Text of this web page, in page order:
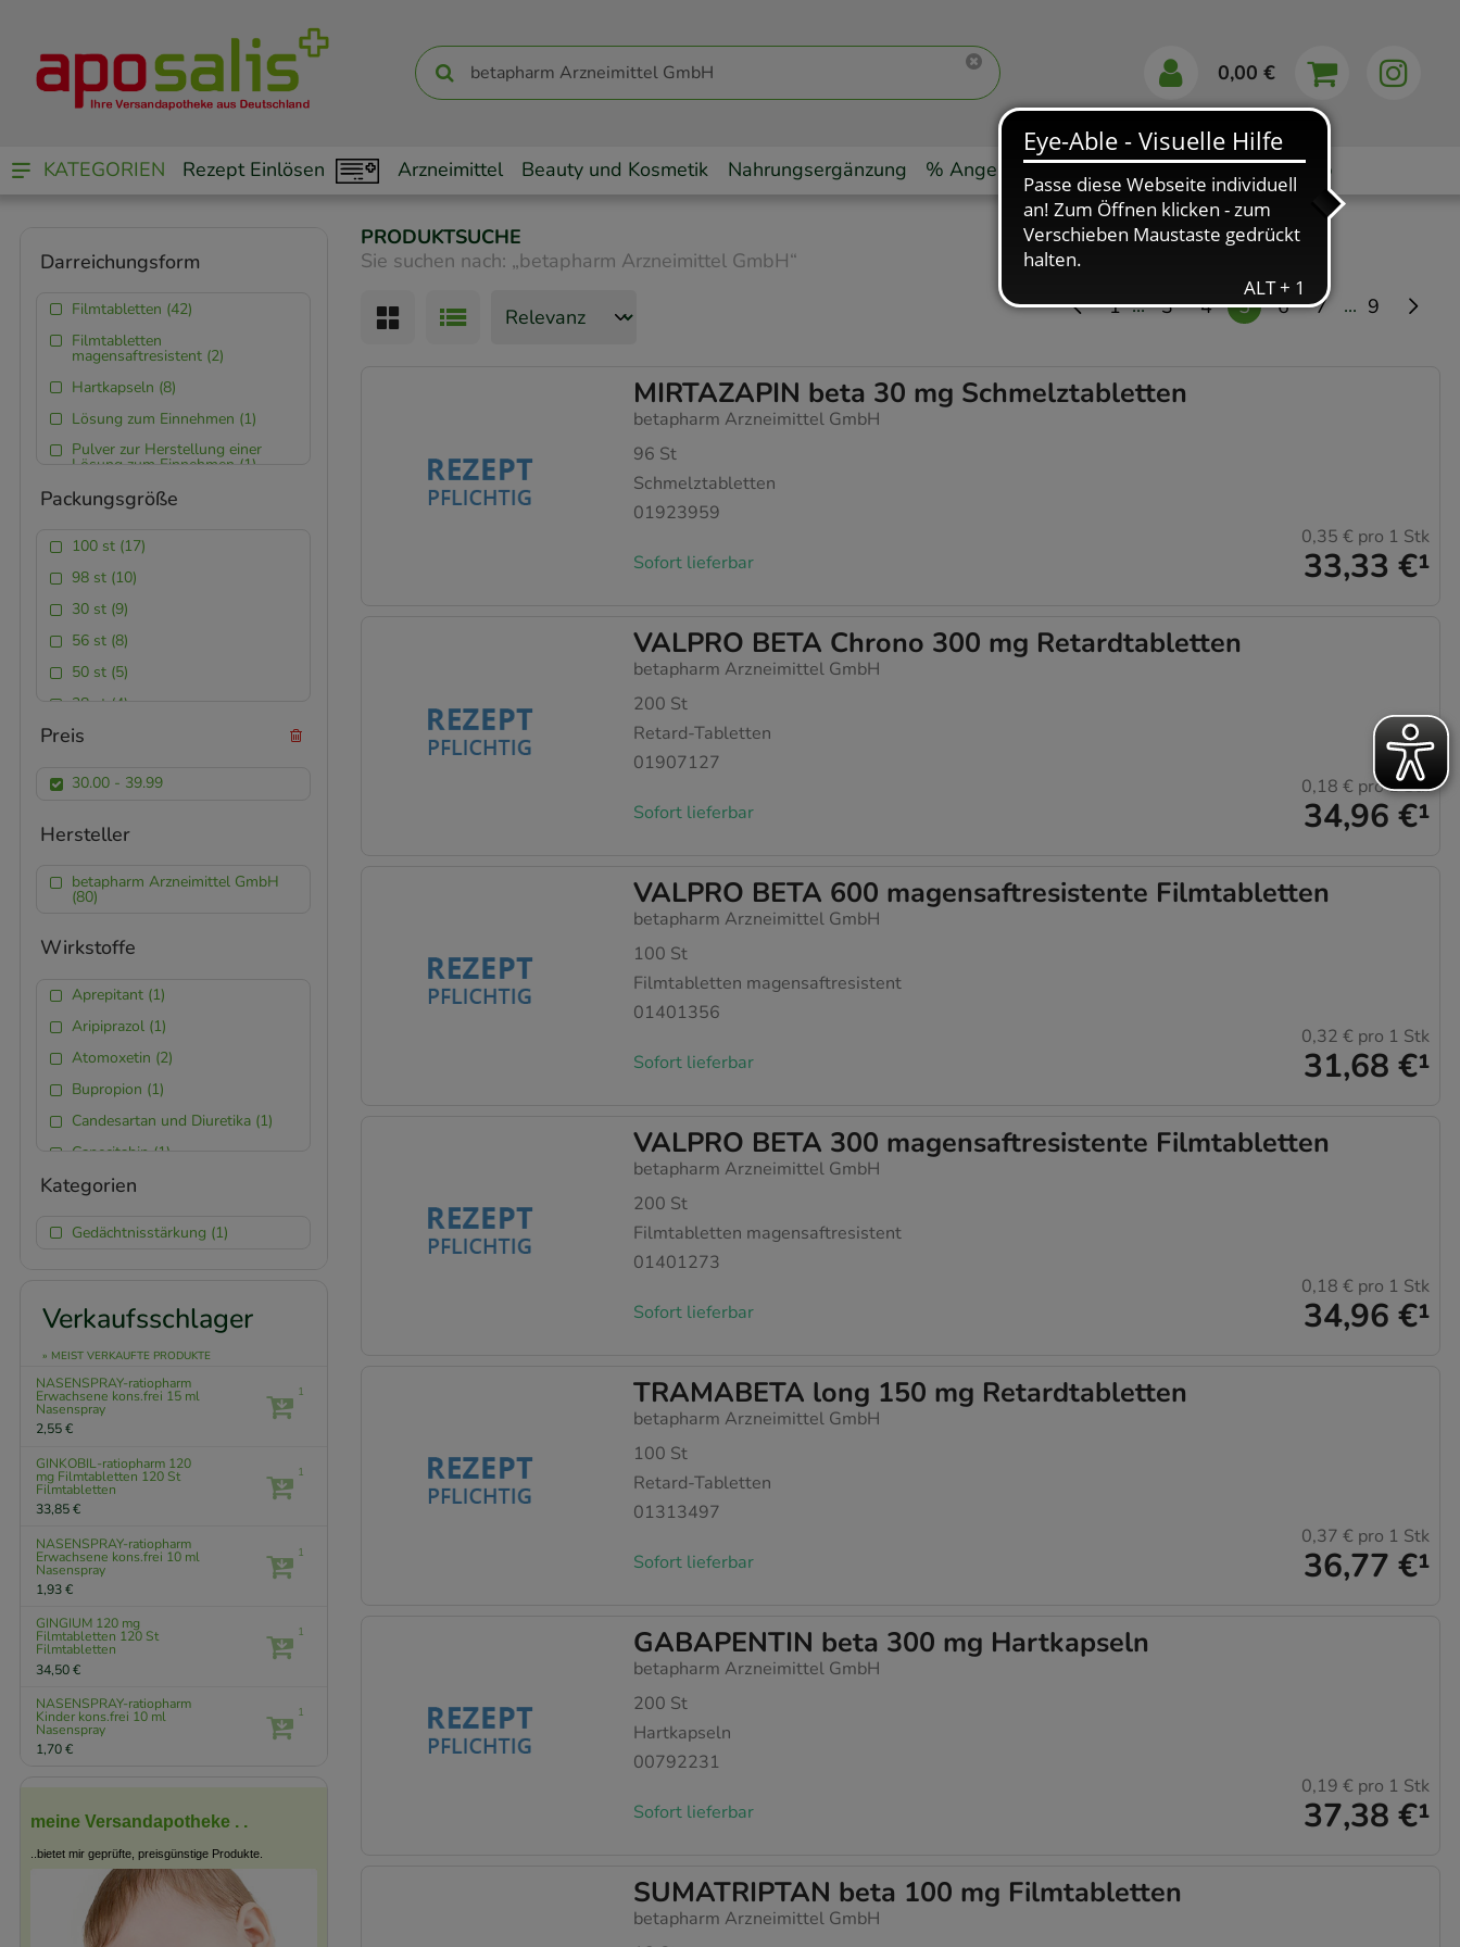
0,00 €
KATEGORIEN Rezept Einlösen Arzneimittel Beauty und Kosmetik Nahrungsergänzung % Angebote Markenshops Ratgeber App
PRODUKTSUCHE
Sie suchen nach: „betapharm Arzneimittel GmbH“
1 ... 3 4 5 6 7 ... 9
MIRTAZAPIN beta 30 mg Schmelztabletten
betapharm Arzneimittel GmbH
96 St
Schmelztabletten
01923959
Sofort lieferbar 33,33 €¹
0,35 € pro 1 Stk
VALPRO BETA Chrono 300 mg Retardtabletten
betapharm Arzneimittel GmbH
200 St
Retard-Tabletten
01907127
Sofort lieferbar 34,96 €¹
0,18 € pro 1 Stk
VALPRO BETA 600 magensaftresistente Filmtabletten
betapharm Arzneimittel GmbH
100 St
Filmtabletten magensaftresistent
01401356
Sofort lieferbar 31,68 €¹
0,32 € pro 1 Stk
VALPRO BETA 300 magensaftresistente Filmtabletten
betapharm Arzneimittel GmbH
200 St
Filmtabletten magensaftresistent
01401273
Sofort lieferbar 34,96 €¹
0,18 € pro 1 Stk
TRAMABETA long 150 mg Retardtabletten
betapharm Arzneimittel GmbH
100 St
Retard-Tabletten
01313497
Sofort lieferbar 36,77 €¹
0,37 € pro 1 Stk
GABAPENTIN beta 300 mg Hartkapseln
betapharm Arzneimittel GmbH
200 St
Hartkapseln
00792231
Sofort lieferbar 37,38 €¹
0,19 € pro 1 Stk
SUMATRIPTAN beta 100 mg Filmtabletten
betapharm Arzneimittel GmbH
Darreichungsform
Filmtabletten (42)
Filmtabletten
magensaftresistent (2)
Hartkapseln (8)
Lösung zum Einnehmen (1)
Pulver zur Herstellung einer
Lösung zum Einnehmen (1)
Retard-Kapseln (1)
Schmelztabletten (4)
Tabletten (5)
Packungsgröße
100 st (17)
98 st (10)
30 st (9)
56 st (8)
50 st (5)
28 st (4)
200 st (4)
12 st (3)
70 st (2)
60 st (1)
48 st (1)
150 ml (1)
20 st (1)
96 st (1)
3 st (1)
126 st (1)
Preis
30.00 - 39.99
Hersteller
betapharm Arzneimittel GmbH
(80)
Wirkstoffe
Aprepitant (1)
Aripiprazol (1)
Atomoxetin (2)
Bupropion (1)
Candesartan und Diuretika (1)
Capecitabin (1)
Celecoxib (1)
Dimethylfumarat (1)
Duloxetin (6)
Exemestan (1)
Gabapentin (1)
Ginkgoblätter (1)
Ivabradin (3)
Lamotrigin (1)
Letrozol (1)
Levetiracetam (2)
Levodopa und
Decarboxylasehemmer (1)
Levodopa,
Decarboxylasehemmer und
COMT-Hemmer (7)
Metformin und Sitagliptin (2)
Mirtazapin (2)
Norgestimat und
Ethinylestradiol (1)
Olanzapin (2)
Kategorien
Gedächtnisstärkung (1)
Verkaufsschlager
» MEIST VERKAUFTE PRODUKTE
NASENSPRAY-ratiopharm
Erwachsene kons.frei 15 ml
Nasenspray
2,55 €
1
GINKOBIL-ratiopharm 120
mg Filmtabletten 120 St
Filmtabletten
33,85 €
1
NASENSPRAY-ratiopharm
Erwachsene kons.frei 10 ml
Nasenspray
1,93 €
1
GINGIUM 120 mg
Filmtabletten 120 St
Filmtabletten
34,50 €
1
NASENSPRAY-ratiopharm
Kinder kons.frei 10 ml
Nasenspray
1,70 €
1
meine Versandapotheke . .
..bietet mir geprüfte, preisgünstige Produkte.